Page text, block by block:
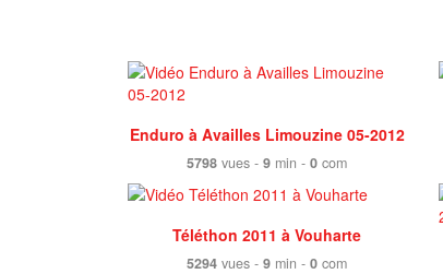
Enduro à Availles Limouzine 05-2012
5798 vues - 9 min - 0 com
Téléthon 2011 à Vouharte
5294 vues - 9 min - 0 com